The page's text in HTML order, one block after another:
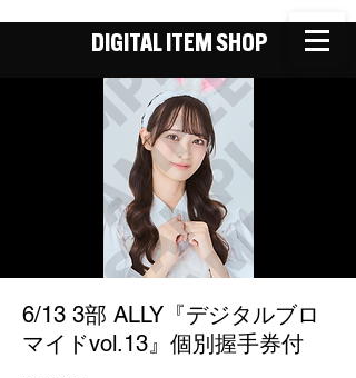
DIGITAL ITEM SHOP
6/13 3部 ALLY『デジタルブロ
マイドvol.13』個別握手券付